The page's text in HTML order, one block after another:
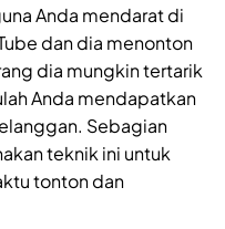
Anda mendarat di
dan dia menonton
dia mungkin tertarik
Anda mendapatkan
Sebagian
teknik ini untuk
tonton dan